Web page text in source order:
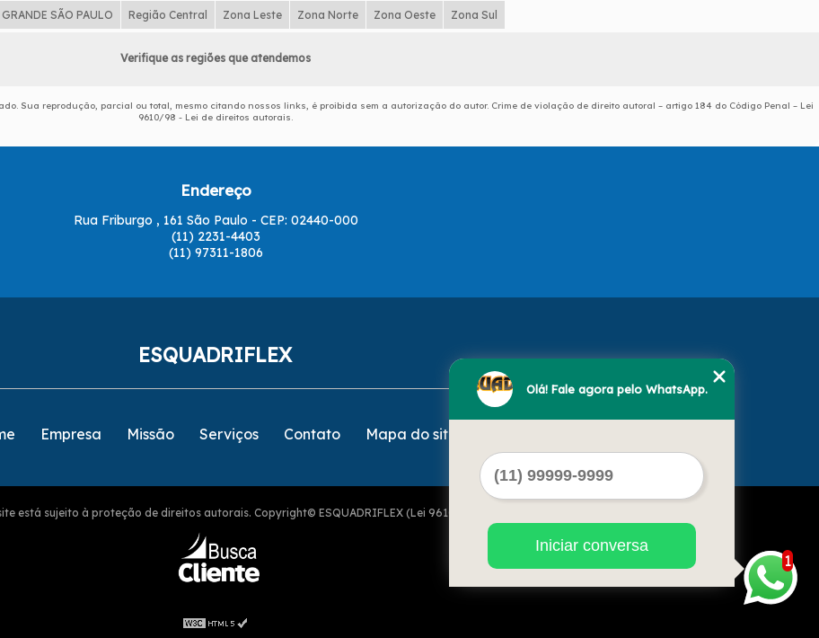
GRANDE SÃO PAULO Região Central Zona Leste Zona Norte Zona Oeste Zona Sul
Verifique as regiões que atendemos
Sua reprodução, parcial ou total, mesmo citando nossos links, é proibida sem a autorização do autor. Crime de violação de direito autoral – artigo 184 do Código Penal – Lei
9610/98 - Lei de direitos autorais.
Endereço
Rua Friburgo , 161 São Paulo - CEP: 02440-000
(11) 2231-4403
(11) 97311-1806
ESQUADRIFLEX
Empresa Missão Serviços Contato Mapa do site
está sujeito à proteção de direitos autorais. Copyright© ESQUADRIFLEX (Lei 9610 de 19/02/1998)
1
Olá! Fale agora pelo WhatsApp.
Iniciar conversa